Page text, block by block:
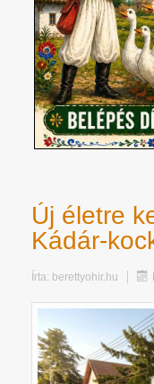
Új életre
Kádár-
Írta: berettyohir.hu